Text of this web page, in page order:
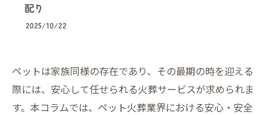
配り
2025/10/22
ペットは家族同様の存在であり、その最期の時を迎える
際には、安心して任せられる火葬サービスが求められま
す。本コラムでは、ペット火葬業界における安心・安全